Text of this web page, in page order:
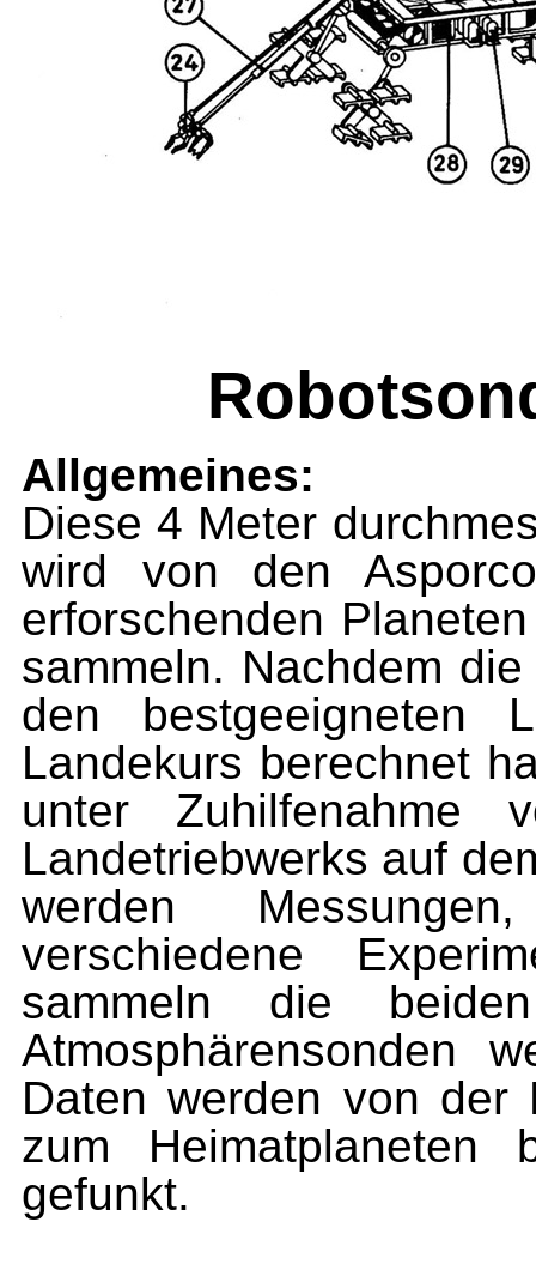
Allgemeines:
Diese 4 Meter
wird von den
erforschenden
sammeln. Nachdem
den bestgeeigneten
Landekurs berechnet
unter Zuhilfenahme
Landetriebwerks auf
werden
verschiedene
sammeln die
Atmosphärensonden
Daten werden von der
zum Heimatplaneten
gefunkt.